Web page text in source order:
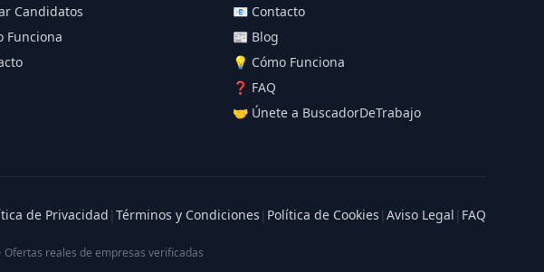
Candidatos
Funciona
📧 Contacto
📰 Blog
💡 Cómo Funciona
❓ FAQ
🤝 Únete a BuscadorDeTrabajo
de Privacidad | Términos y Condiciones | Política de Cookies | Aviso Legal | FAQ
Ofertas reales de empresas verificadas